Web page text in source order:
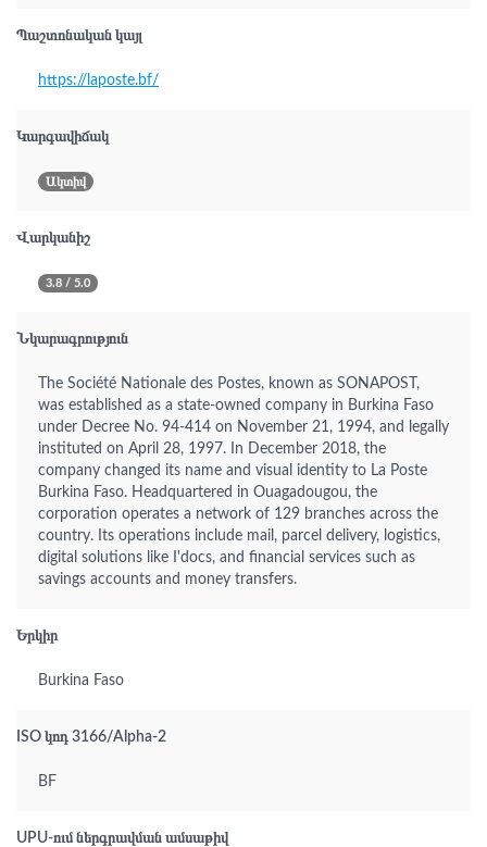
Պաշտոնական կայլ
https://laposte.bf/
Կարգավիճակ
Ակտիվ
Վարկանիշ
3.8 / 5.0
Նկարագրություն
The Société Nationale des Postes, known as SONAPOST,
was established as a state-owned company in Burkina Faso
under Decree No. 94-414 on November 21, 1994, and legally
instituted on April 28, 1997. In December 2018, the
company changed its name and visual identity to La Poste
Burkina Faso. Headquartered in Ouagadougou, the
corporation operates a network of 129 branches across the
country. Its operations include mail, parcel delivery, logistics,
digital solutions like I'docs, and financial services such as
savings accounts and money transfers.
Երկիր
Burkina Faso
ISO կոդ 3166/Alpha-2
BF
UPU-ում ներգրավման ամսաթիվ